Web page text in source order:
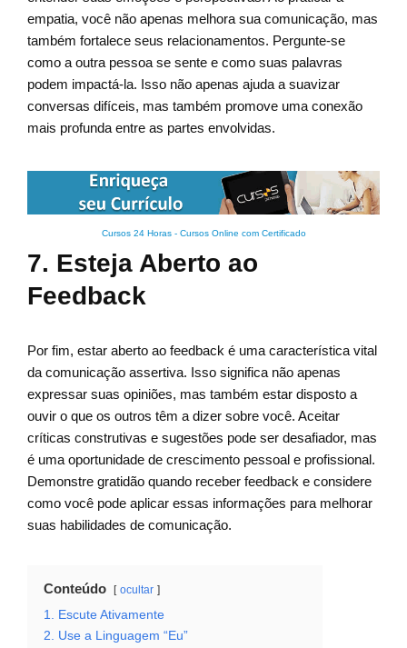
empatia, você não apenas melhora sua comunicação, mas
também fortalece seus relacionamentos. Pergunte-se
como a outra pessoa se sente e como suas palavras
podem impactá-la. Isso não apenas ajuda a suavizar
conversas difíceis, mas também promove uma conexão
mais profunda entre as partes envolvidas.
Cursos 24 Horas - Cursos Online com Certificado
7. Esteja Aberto ao
Feedback
Por fim, estar aberto ao feedback é uma característica vital
da comunicação assertiva. Isso significa não apenas
expressar suas opiniões, mas também estar disposto a
ouvir o que os outros têm a dizer sobre você. Aceitar
críticas construtivas e sugestões pode ser desafiador, mas
é uma oportunidade de crescimento pessoal e profissional.
Demonstre gratidão quando receber feedback e considere
como você pode aplicar essas informações para melhorar
suas habilidades de comunicação.
Conteúdo ocultar
1. Escute Ativamente
2. Use a Linguagem “Eu”